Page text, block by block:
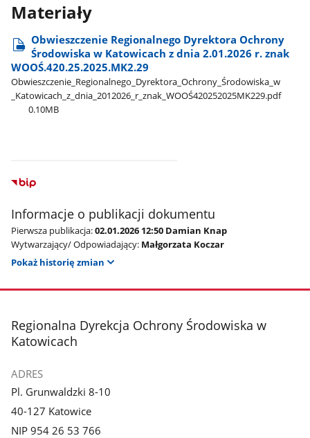
Materiały
Obwieszczenie Regionalnego Dyrektora Ochrony
Środowiska w Katowicach z dnia 2.01.2026 r. znak
WOOŚ.420.25.2025.MK2.29
Obwieszczenie​_Regionalnego​_Dyrektora​_Ochrony​_Środowiska​_w​
_Katowicach​_z​_dnia​_2012026​_r​_znak​_WOOŚ420252025MK229.pdf
0.10MB
Informacje o publikacji dokumentu
Pierwsza publikacja:02.01.2026 12:50 Damian Knap
Wytwarzający/ Odpowiadający: Małgorzata Koczar
Pokaż historię zmian
stopka
Regionalna Dyrekcja Ochrony Środowiska w
Katowicach
ADRES
Pl. Grunwaldzki 8-10
40-127 Katowice
NIP 954 26 53 766